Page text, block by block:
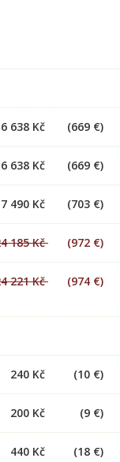
638 Kč (669 €)
638 Kč (669 €)
490 Kč (703 €)
185 Kč (972 €)
221 Kč (974 €)
240 Kč (10 €)
200 Kč (9 €)
440 Kč (18 €)